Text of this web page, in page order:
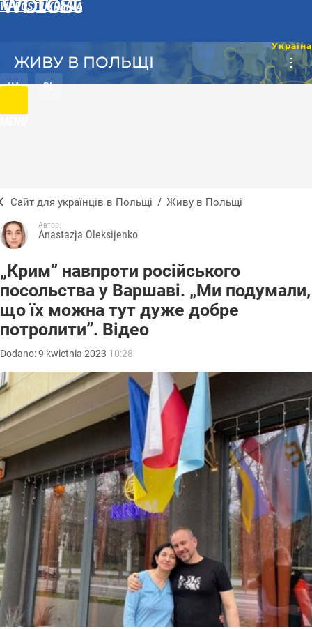
WPROST UKRAINA
UA PL
ЖИВУ В ПОЛЬЩІ
Сайт для українців в Польщі / Живу в Польщі
Автор:
Anastazja Oleksijenko
„Крим” навпроти російського
посольства у Варшаві. „Ми подумали,
що їх можна тут дуже добре
потролити”. Відео
Dodano:9 kwietnia 2023 10:28